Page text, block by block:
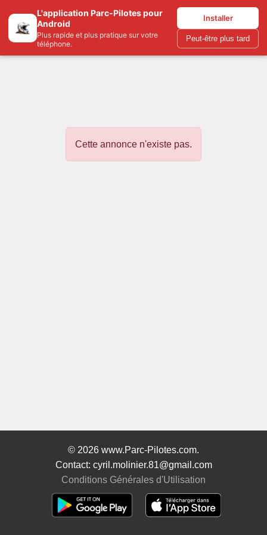
L'application Parc-Pilotes pour
Android
Plus rapide et plus pratique sur votre
téléphone.
Installer
Peut-être plus tard
Parc-pilotes.com France▾
Cette annonce n'existe pas.
© 2026 www.Parc-Pilotes.com.
Contact: cyril.molinier.81@gmail.com
Conditions Générales d'Utilisation